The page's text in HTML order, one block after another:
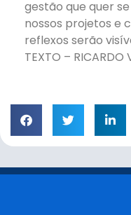
gestão que quer
nossos projetos e
reflexos serão
TEXTO – RICARDO